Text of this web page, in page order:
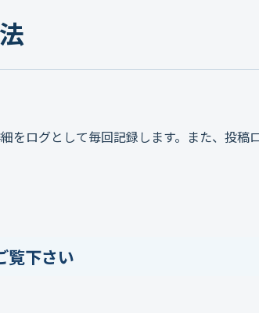
をログとして毎回記録します。また、投稿
覧下さい